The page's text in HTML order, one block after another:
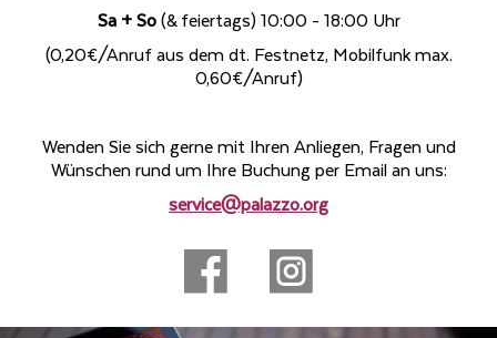
Nachricht
Hiermit willige ich – jederzeit widerruflich – in die
Verarbeitung meines Namens / E-Mail-Anschrift/ IP
Rechtsgrundlage ist: Art. 6 Abs. 1 S. 1 lit. a DSGVO. Ich
Sa + So(& feiertags) 10:00 - 18:00 Uhr
(0,20€/Anruf aus dem dt. Festnetz, Mobilfunk max.
0,60€/Anruf)
Wenden Sie sich gerne mit Ihren Anliegen, Fragen und
Wünschen rund um Ihre Buchung per Email an uns:
service@palazzo.org